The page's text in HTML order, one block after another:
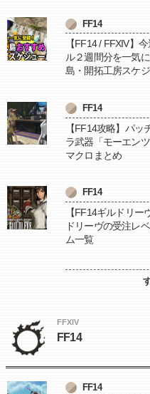
FF14
【FF14 / FFXIV】
ル２週間分を一気
島・開拓工房スケ
FF14
【FF14攻略】パッ
ラ武器「モーエン
マクロまとめ
FF14
【FF14ギルドリ
ドリーヴの受注レ
ム一覧
FFXIV
FF14
FF14